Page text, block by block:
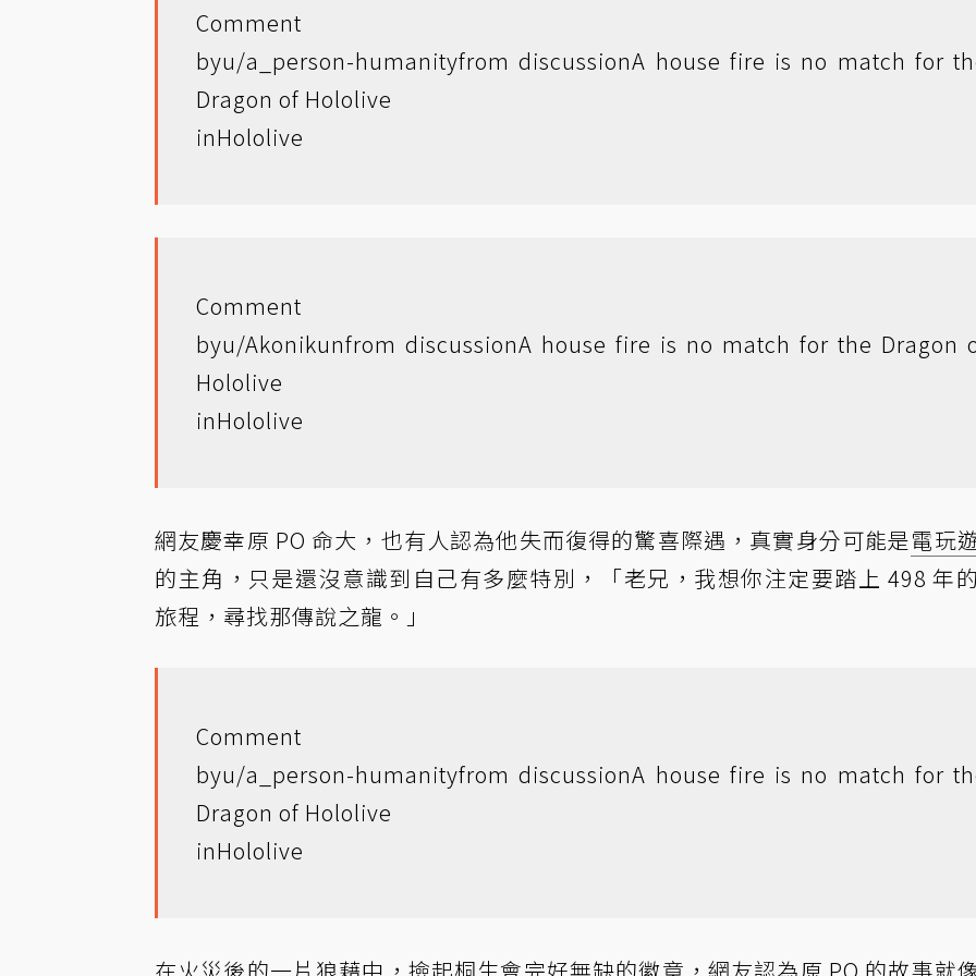
Comment
byu/a_person-humanityfrom discussionA house fire is no match for
Dragon of Hololive
inHololive
Comment
byu/Akonikunfrom discussionA house fire is no match for the Dragon
Hololive
inHololive
網友慶幸原 PO 命大，也有人認為他失而復得的驚喜際遇，真實身分可能是電玩
的主角，只是還沒意識到自己有多麼特別，「老兄，我想你注定要踏上 498 年
旅程，尋找那傳說之龍。」
Comment
byu/a_person-humanityfrom discussionA house fire is no match for
Dragon of Hololive
inHololive